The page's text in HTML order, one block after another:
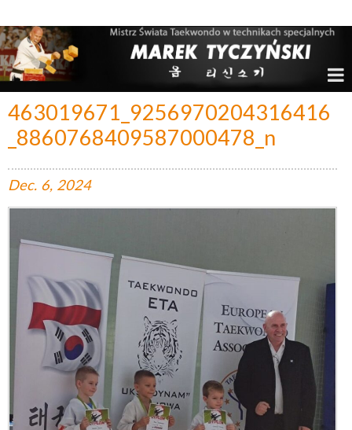
463019671_9256970204316416
_8860768409587000478_n
Dec. 6, 2024